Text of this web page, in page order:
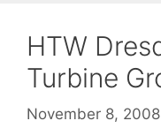
HTW
Turbine
November 8, 2008